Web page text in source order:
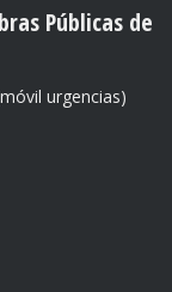
Públicas de
urgencias)